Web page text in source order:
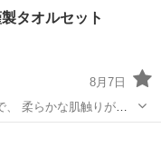
タオルセット
8月7日
、 柔らかな肌触りが特
保管しておりましたの